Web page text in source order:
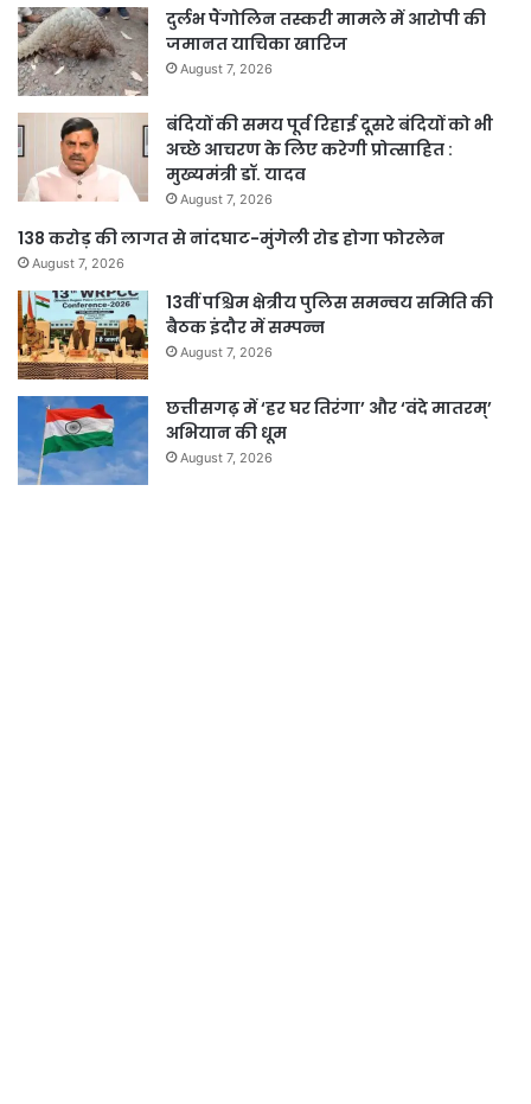
दुर्लभ पैंगोलिन तस्करी मामले में आरोपी की
जमानत याचिका खारिज
August 7, 2026
बंदियों की समय पूर्व रिहाई दूसरे बंदियों को भी
अच्छे आचरण के लिए करेगी प्रोत्साहित :
मुख्यमंत्री डॉ. यादव
August 7, 2026
138 करोड़ की लागत से नांदघाट-मुंगेली रोड होगा फोरलेन
August 7, 2026
13वीं पश्चिम क्षेत्रीय पुलिस समन्वय समिति की
बैठक इंदौर में सम्पन्न
August 7, 2026
छत्तीसगढ़ में ‘हर घर तिरंगा’ और ‘वंदे मातरम्’
अभियान की धूम
August 7, 2026